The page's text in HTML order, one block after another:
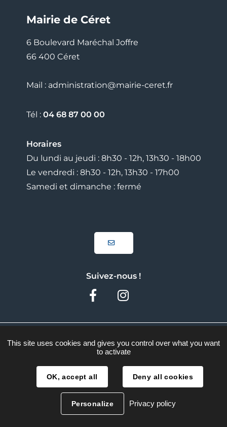
Mairie de Céret
6 Boulevard Maréchal Joffre
66 400 Céret
Mail : administration@mairie-ceret.fr
Tél : 04 68 87 00 00
Horaires
Du lundi au jeudi : 8h30 - 12h, 13h30 - 18h00
Le vendredi : 8h30 - 12h, 13h30 - 17h00
Samedi et dimanche : fermé
Suivez-nous !
Facebook
Mentions légales
Traitement des données
Accessibilité
Réalisation :La Fabrique
This site uses cookies and gives you control over what you want
to activate
OK, accept all Deny all cookies
Personalize Privacy policy